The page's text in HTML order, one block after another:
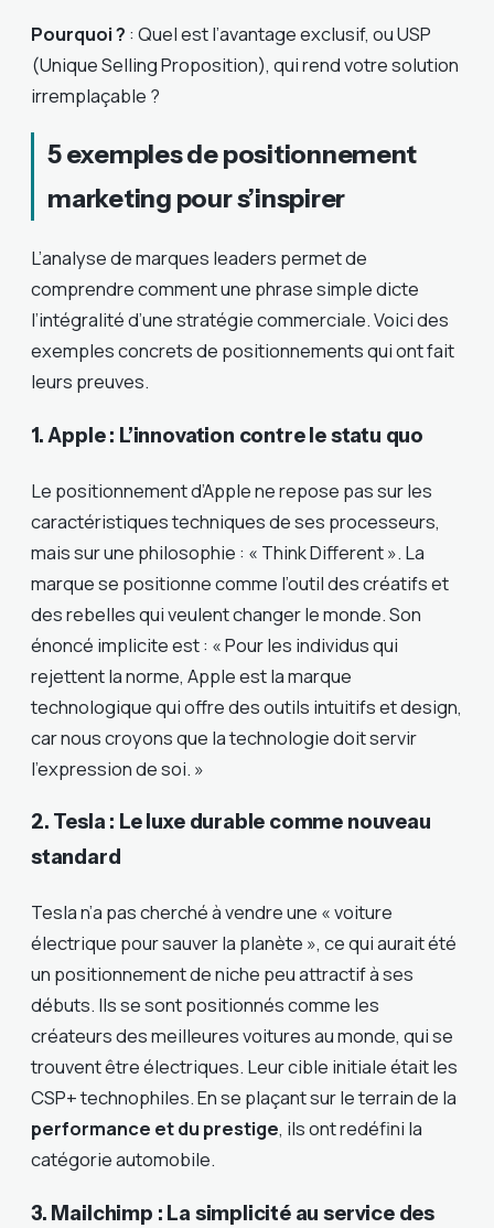
Pourquoi ? : Quel est l’avantage exclusif, ou USP
(Unique Selling Proposition), qui rend votre solution
irremplaçable ?
5 exemples de positionnement
marketing pour s’inspirer
L’analyse de marques leaders permet de
comprendre comment une phrase simple dicte
l’intégralité d’une stratégie commerciale. Voici des
exemples concrets de positionnements qui ont fait
leurs preuves.
1. Apple : L’innovation contre le statu quo
Le positionnement d’Apple ne repose pas sur les
caractéristiques techniques de ses processeurs,
mais sur une philosophie : « Think Different ». La
marque se positionne comme l’outil des créatifs et
des rebelles qui veulent changer le monde. Son
énoncé implicite est : « Pour les individus qui
rejettent la norme, Apple est la marque
technologique qui offre des outils intuitifs et design,
car nous croyons que la technologie doit servir
l’expression de soi. »
2. Tesla : Le luxe durable comme nouveau
standard
Tesla n’a pas cherché à vendre une « voiture
électrique pour sauver la planète », ce qui aurait été
un positionnement de niche peu attractif à ses
débuts. Ils se sont positionnés comme les
créateurs des meilleures voitures au monde, qui se
trouvent être électriques. Leur cible initiale était les
CSP+ technophiles. En se plaçant sur le terrain de la
performance et du prestige, ils ont redéfini la
catégorie automobile.
3. Mailchimp : La simplicité au service des